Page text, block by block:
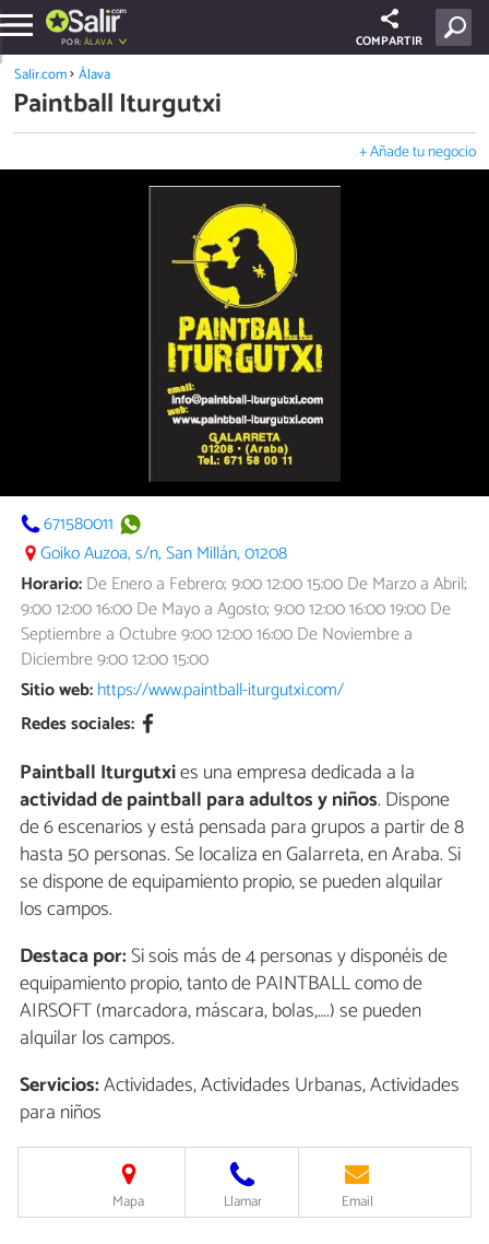
POR: ÁLAVA COMPARTIR
Salir.com Álava
Paintball Iturgutxi
+ Añade tu negocio
671580011
Goiko Auzoa, s/n, San Millán, 01208
Horario:De Enero a Febrero; 9:00 12:00 15:00 De Marzo a Abril;
9:00 12:00 16:00 De Mayo a Agosto; 9:00 12:00 16:00 19:00 De
Septiembre a Octubre 9:00 12:00 16:00 De Noviembre a
Diciembre 9:00 12:00 15:00
Sitio web:https://www.paintball-iturgutxi.com/
Redes sociales:
Paintball Iturgutxies una empresa dedicada a la
actividad de paintball para adultos y niños. Dispone
de 6 escenarios y está pensada para grupos a partir de 8
hasta 50 personas. Se localiza en Galarreta, en Araba. Si
se dispone de equipamiento propio, se pueden alquilar
los campos.
Destaca por:Si sois más de 4 personas y disponéis de
equipamiento propio, tanto de PAINTBALL como de
AIRSOFT (marcadora, máscara, bolas,….) se pueden
alquilar los campos.
Servicios:Actividades, Actividades Urbanas, Actividades
para niños
Mapa Llamar Email